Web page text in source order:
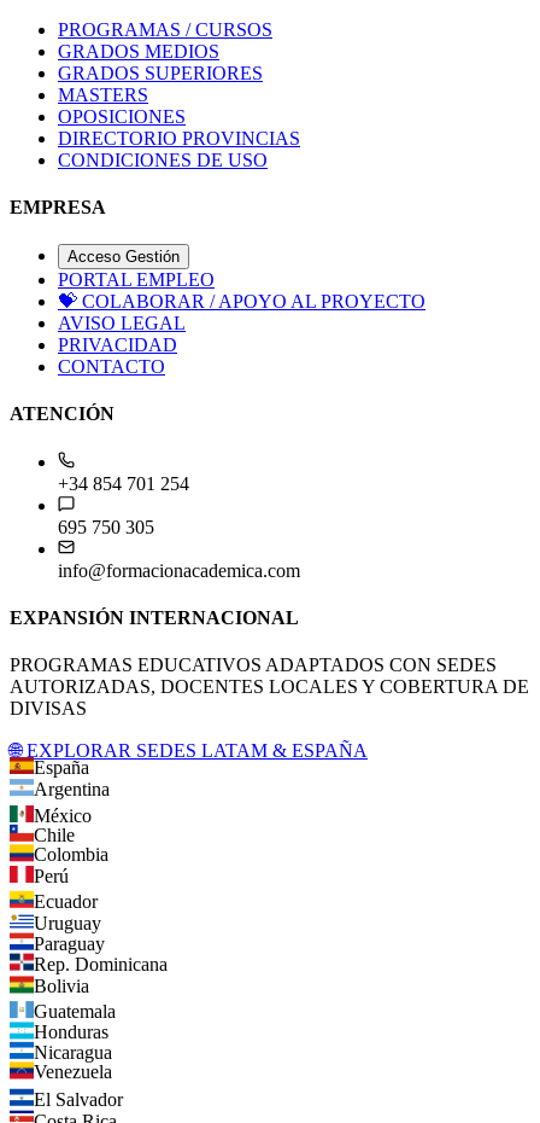
PROGRAMAS / CURSOS
GRADOS MEDIOS
GRADOS SUPERIORES
MASTERS
OPOSICIONES
DIRECTORIO PROVINCIAS
CONDICIONES DE USO
EMPRESA
Acceso Gestión
PORTAL EMPLEO
💝 COLABORAR / APOYO AL PROYECTO
AVISO LEGAL
PRIVACIDAD
CONTACTO
ATENCIÓN
+34 854 701 254
695 750 305
info@formacionacademica.com
EXPANSIÓN INTERNACIONAL
PROGRAMAS EDUCATIVOS ADAPTADOS CON SEDES
AUTORIZADAS, DOCENTES LOCALES Y COBERTURA DE
DIVISAS
🌐 EXPLORAR SEDES LATAM & ESPAÑA
España
Argentina
México
Chile
Colombia
Perú
Ecuador
Uruguay
Paraguay
Rep. Dominicana
Bolivia
Guatemala
Honduras
Nicaragua
Venezuela
El Salvador